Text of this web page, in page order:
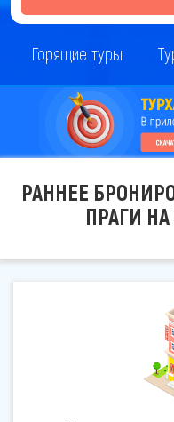
Горящие туры
РАННЕЕ
ПРАГИ